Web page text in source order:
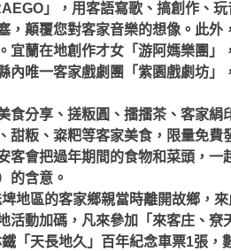
」，用客語寫歌、搞創作、
，顛覆您對客家音樂的想像。此外
宜蘭在地創作才女「游阿媽樂團」
內唯一客家戲劇團「紫園戲劇坊」
食分享、搓粄圓、擂擂茶、客家絹
甜粄、粢粑等客家美食，限量免費
客會把過年期間的食物和菜頭，一
的含意。
地區的客家鄉親當時離開故鄉，
活動加碼，凡來參加「來客庄、尞
「天長地久」百年紀念車票1張，